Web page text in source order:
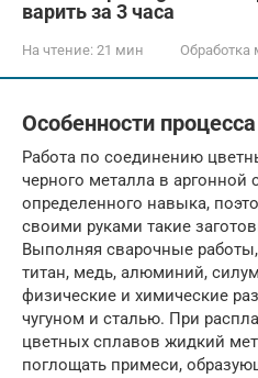
варить за 3 часа
На чтение: 21 мин Обработка
Особенности процесса
Работа по соединению
черного металла в аргонной
определенного навыка,
своими руками такие
Выполняя сварочные
титан, медь, алюминий,
физические и химические
чугуном и сталью. При
цветных сплавов жидкий
поглощать примеси,